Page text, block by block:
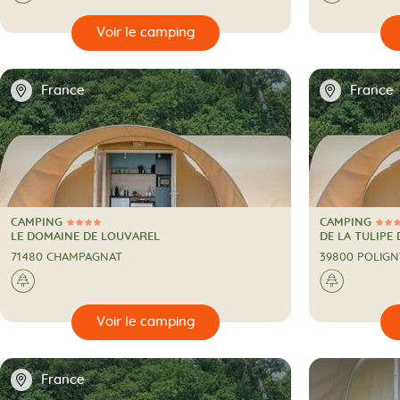
Voir le camping 🔍
📍 France
4 Étoiles
CAMPING
CAMPING
LE DOMAINE DE LOUVAREL
71480 CHAMPAGNAT
A la campagne
🌲
📍 France
3 Étoiles
CAMPING
CAMPING
DE LA TULIPE
39800
A la
🌲
Voir le camping 🔍
📍 France